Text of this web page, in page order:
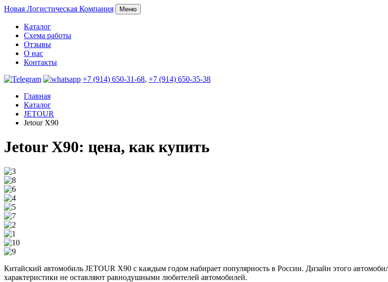
Новая Логистическая Компания Меню
Каталог
Схема работы
Отзывы
О нас
Контакты
+7 (914) 650-31-68, +7 (914) 650-35-38
Главная
Каталог
JETOUR
Jetour X90
Jetour X90: цена, как купить
Китайский автомобиль JETOUR X90 с каждым годом набирает популярность в России. Дизайн этого
характеристики не оставляют равнодушными любителей автомобилей.